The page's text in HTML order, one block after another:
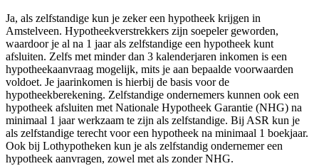
Ja, als zelfstandige kun je zeker een hypotheek krijgen in
Amstelveen. Hypotheekverstrekkers zijn soepeler geworden,
waardoor je al na 1 jaar als zelfstandige een hypotheek kunt
afsluiten. Zelfs met minder dan 3 kalenderjaren inkomen is een
hypotheekaanvraag mogelijk, mits je aan bepaalde voorwaarden
voldoet. Je jaarinkomen is hierbij de basis voor de
hypotheekberekening. Zelfstandige ondernemers kunnen ook een
hypotheek afsluiten met Nationale Hypotheek Garantie (NHG) na
minimaal 1 jaar werkzaam te zijn als zelfstandige. Bij ASR kun je
als zelfstandige terecht voor een hypotheek na minimaal 1 boekjaar.
Ook bij Lothypotheken kun je als zelfstandig ondernemer een
hypotheek aanvragen, zowel met als zonder NHG.